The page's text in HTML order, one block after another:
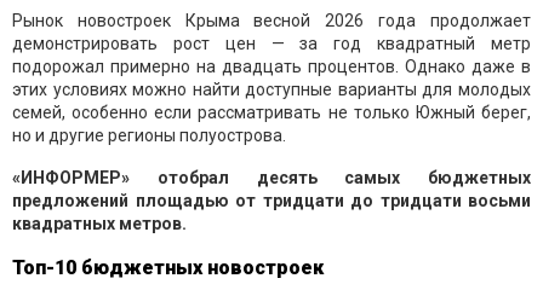
Рынок новостроек Крыма весной 2026 года продолжает
демонстрировать рост цен — за год квадратный метр
подорожал примерно на двадцать процентов. Однако даже в
этих условиях можно найти доступные варианты для молодых
семей, особенно если рассматривать не только Южный берег,
но и другие регионы полуострова.
«ИНФОРМЕР» отобрал десять самых бюджетных
предложений площадью от тридцати до тридцати восьми
квадратных метров.
Топ-10 бюджетных новостроек